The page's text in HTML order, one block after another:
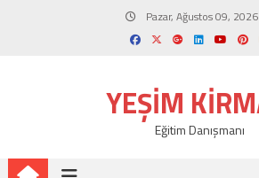
Pazar, Ağustos 09, 2026
YEŞIM
Eğitim Danışmanı